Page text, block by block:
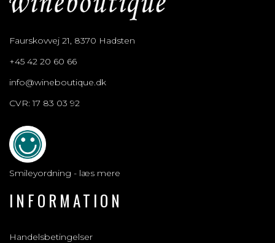
Faurskovvej 21, 8370 Hadsten
+45 42 20 60 66
info@wineboutique.dk
CVR: 17 83 03 92
Smileyordning - læs mere
INFORMATION
Handelsbetingelser